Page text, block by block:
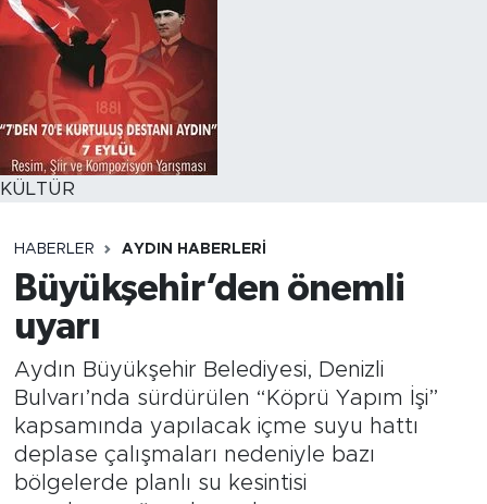
KÜLTÜR
HABERLER AYDIN HABERLERI
Büyükşehir’den önemli
uyarı
Aydın Büyükşehir Belediyesi, Denizli
Bulvarı’nda sürdürülen “Köprü Yapım İşi”
kapsamında yapılacak içme suyu hattı
deplase çalışmaları nedeniyle bazı
bölgelerde planlı su kesintisi